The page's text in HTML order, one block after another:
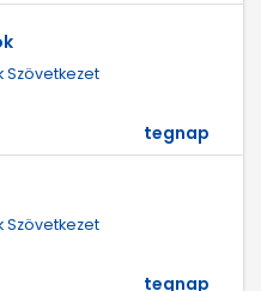
Szövetkezet
tegnap
Szövetkezet
tegnap